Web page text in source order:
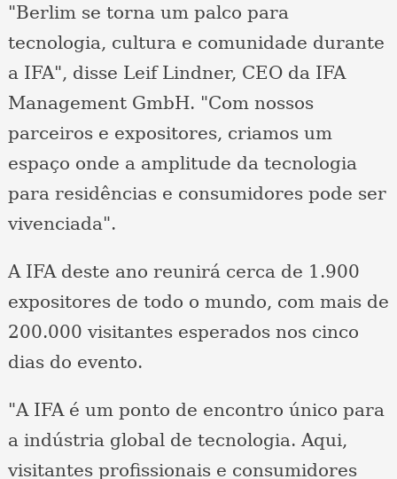
"Berlim se torna um palco para
tecnologia, cultura e comunidade durante
a IFA", disse Leif Lindner, CEO da IFA
Management GmbH. "Com nossos
parceiros e expositores, criamos um
espaço onde a amplitude da tecnologia
para residências e consumidores pode ser
vivenciada".
A IFA deste ano reunirá cerca de 1.900
expositores de todo o mundo, com mais de
200.000 visitantes esperados nos cinco
dias do evento.
"A IFA é um ponto de encontro único para
a indústria global de tecnologia. Aqui,
visitantes profissionais e consumidores